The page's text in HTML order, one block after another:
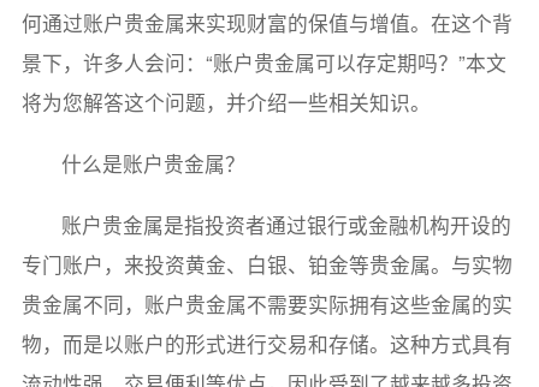
何通过账户贵金属来实现财富的保值与增值。在这个背
景下，许多人会问：“账户贵金属可以存定期吗？”本文
将为您解答这个问题，并介绍一些相关知识。
什么是账户贵金属？
账户贵金属是指投资者通过银行或金融机构开设的
专门账户，来投资黄金、白银、铂金等贵金属。与实物
贵金属不同，账户贵金属不需要实际拥有这些金属的实
物，而是以账户的形式进行交易和存储。这种方式具有